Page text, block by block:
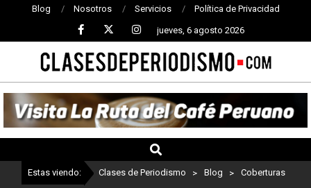
Blog Nosotros Servicios Política de Privacidad
jueves, 6 agosto 2026
CLASES
DE
PERIODISMO
Estas viendo: Clases de Periodismo > Blog > Coberturas